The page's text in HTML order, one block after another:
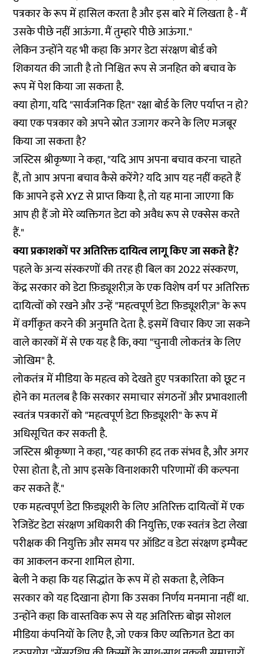
पत्रकार के रूप में हासिल करता है और इस बारे में लिखता है - मैं
उसके पीछे नहीं आऊंगा. मैं तुम्हारे पीछे आऊंगा."
लेकिन उन्होंने यह भी कहा कि अगर डेटा संरक्षण बोर्ड को
शिकायत की जाती है तो निश्चित रूप से जनहित को बचाव के
रूप में पेश किया जा सकता है.
क्या होगा, यदि "सार्वजनिक हित" रक्षा बोर्ड के लिए पर्याप्त न हो?
क्या एक पत्रकार को अपने स्रोत उजागर करने के लिए मजबूर
किया जा सकता है?
जस्टिस श्रीकृष्णा ने कहा, "यदि आप अपना बचाव करना चाहते
हैं, तो आप अपना बचाव कैसे करेंगे? यदि आप यह नहीं कहते हैं
कि आपने इसे XYZ से प्राप्त किया है, तो यह माना जाएगा कि
आप ही हैं जो मेरे व्यक्तिगत डेटा को अवैध रूप से एक्सेस करते
हैं."
क्या प्रकाशकों पर अतिरिक्त दायित्व लागू किए जा सकते हैं?
पहले के अन्य संस्करणों की तरह ही बिल का 2022 संस्करण,
केंद्र सरकार को डेटा फ़िड्यूशरीज़ के एक विशेष वर्ग पर अतिरिक्त
दायित्वों को रखने और उन्हें "महत्वपूर्ण डेटा फ़िड्यूशरीज़" के रूप
में वर्गीकृत करने की अनुमति देता है. इसमें विचार किए जा सकने
वाले कारकों में से एक यह है कि, क्या "चुनावी लोकतंत्र के लिए
जोखिम" है.
लोकतंत्र में मीडिया के महत्व को देखते हुए पत्रकारिता को छूट न
होने का मतलब है कि सरकार समाचार संगठनों और प्रभावशाली
स्वतंत्र पत्रकारों को "महत्वपूर्ण डेटा फ़िड्यूशरी" के रूप में
अधिसूचित कर सकती है.
जस्टिस श्रीकृष्णा ने कहा, "यह काफी हद तक संभव है, और अगर
ऐसा होता है, तो आप इसके विनाशकारी परिणामों की कल्पना
कर सकते हैं."
एक महत्वपूर्ण डेटा फ़िड्यूशरी के लिए अतिरिक्त दायित्वों में एक
रेजिडेंट डेटा संरक्षण अधिकारी की नियुक्ति, एक स्वतंत्र डेटा लेखा
परीक्षक की नियुक्ति और समय पर ऑडिट व डेटा संरक्षण इम्पैक्ट
का आकलन करना शामिल होगा.
बेली ने कहा कि यह सिद्धांत के रूप में हो सकता है, लेकिन
सरकार को यह दिखाना होगा कि उसका निर्णय मनमाना नहीं था.
उन्होंने कहा कि वास्तविक रूप से यह अतिरिक्त बोझ सोशल
मीडिया कंपनियों के लिए है, जो एकत्र किए व्यक्तिगत डेटा का